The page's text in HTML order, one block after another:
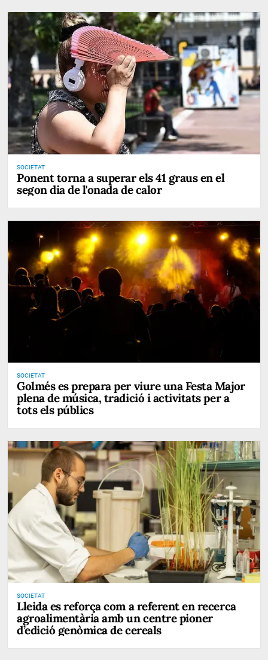
SOCIETAT
Ponent torna a superar els 41 graus en el
segon dia de l'onada de calor
SOCIETAT
Golmés es prepara per viure una Festa Major
plena de música, tradició i activitats per a
tots els públics
SOCIETAT
Lleida es reforça com a referent en recerca
agroalimentària amb un centre pioner
d’edició genòmica de cereals